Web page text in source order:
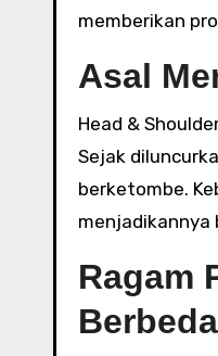
memberikan
Asal
Head &
Sejak
berketombe.
menjadikannya
Ragam
Berbeda